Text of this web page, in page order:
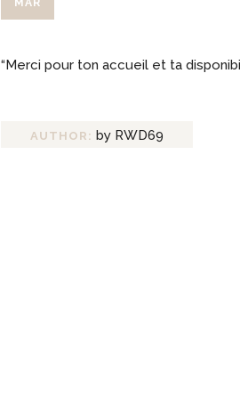
MAR
“Merci pour ton accueil et ta
AUTHOR: by RWD69